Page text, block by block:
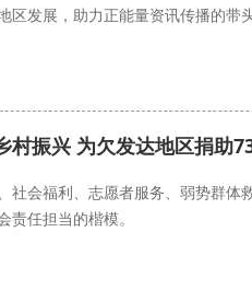
发展，助力正能量资讯传播的带头
村振兴 为欠发达地区捐助
社会福利、志愿者服务、弱势群体
任担当的楷模。